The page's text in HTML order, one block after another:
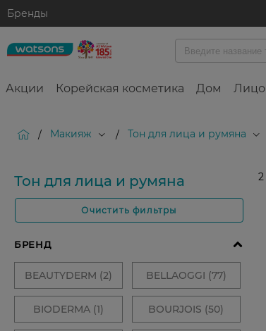
Бренды
Акции Корейская косметика Дом Лицо
/ Макияж / Тон для лица и румяна
Тон для лица и румяна
Очистить фильтры
2